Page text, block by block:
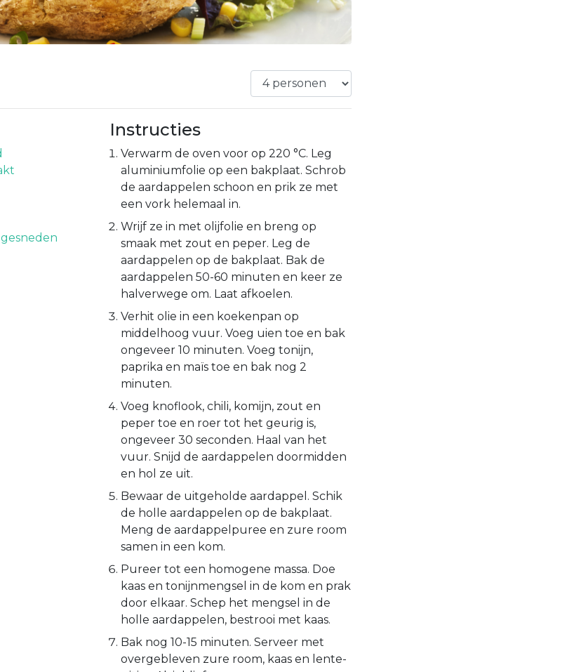
Instructies
Verwarm de oven voor op 220 °C. Leg
aluminiumfolie op een bakplaat. Schrob
de aardappelen schoon en prik ze met
een vork helemaal in.
Wrijf ze in met olijfolie en breng op
smaak met zout en peper. Leg de
aardappelen op de bakplaat. Bak de
aardappelen 50-60 minuten en keer ze
halverwege om. Laat afkoelen.
Verhit olie in een koekenpan op
middelhoog vuur. Voeg uien toe en bak
ongeveer 10 minuten. Voeg tonijn,
paprika en maïs toe en bak nog 2
minuten.
Voeg knoflook, chili, komijn, zout en
peper toe en roer tot het geurig is,
ongeveer 30 seconden. Haal van het
vuur. Snijd de aardappelen doormidden
en hol ze uit.
Bewaar de uitgeholde aardappel. Schik
de holle aardappelen op de bakplaat.
Meng de aardappelpuree en zure room
samen in een kom.
Pureer tot een homogene massa. Doe
kaas en tonijnmengsel in de kom en prak
door elkaar. Schep het mengsel in de
holle aardappelen, bestrooi met kaas.
Bak nog 10-15 minuten. Serveer met
overgebleven zure room, kaas en lente-